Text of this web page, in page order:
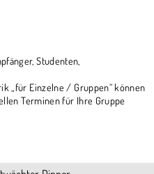
Studenten,
„für Einzelne / Gruppen“ können
Terminen für Ihre Gruppe